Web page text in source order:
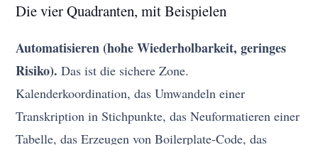
Die vier Quadranten, mit Beispielen
Automatisieren (hohe Wiederholbarkeit, geringes
Risiko). Das ist die sichere Zone.
Kalenderkoordination, das Umwandeln einer
Transkription in Stichpunkte, das Neuformatieren einer
Tabelle, das Erzeugen von Boilerplate-Code, das